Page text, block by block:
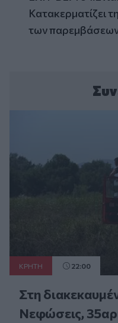
Κατακερματίζει
των
ΚΡΗΤΗ 22:00
Στη
Νεφώσεις,